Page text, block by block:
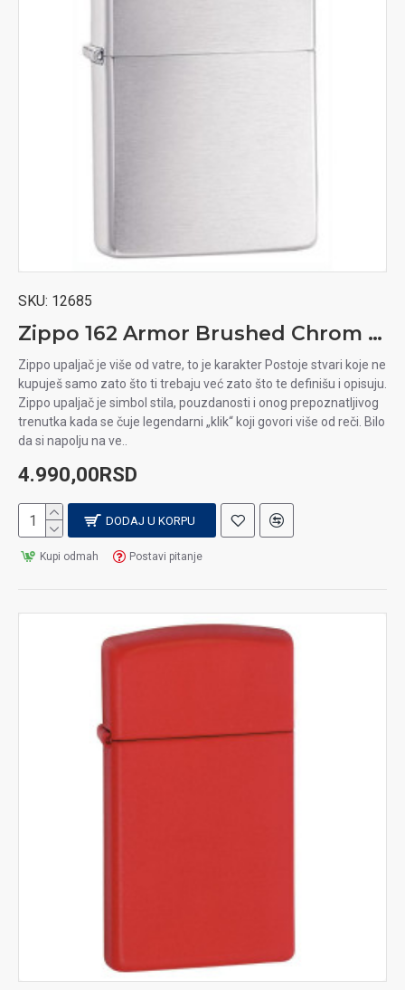
SKU: 12685
Zippo 162 Armor Brushed Chrom upaljač
Zippo upaljač je više od vatre, to je karakter Postoje stvari koje ne
kupuješ samo zato što ti trebaju već zato što te definišu i opisuju.
Zippo upaljač je simbol stila, pouzdanosti i onog prepoznatljivog
trenutka kada se čuje legendarni „klik“ koji govori više od reči. Bilo
da si napolju na ve..
4.990,00RSD
DODAJ U KORPU
Kupi odmah Postavi pitanje